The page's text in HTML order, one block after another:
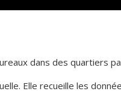
dans des quartiers
Elle recueille les